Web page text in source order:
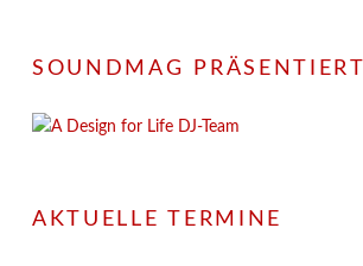
SOUNDMAG PRÄSENTIERT
AKTUELLE TERMINE